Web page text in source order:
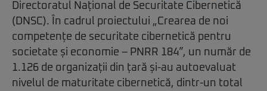
Directoratul Național de Securitate Cibernetică
(DNSC). În cadrul proiectului „Crearea de noi
competențe de securitate cibernetică pentru
societate și economie – PNRR 184”, un număr de
1.126 de organizații din țară și-au autoevaluat
nivelul de maturitate cibernetică, dintr-un total